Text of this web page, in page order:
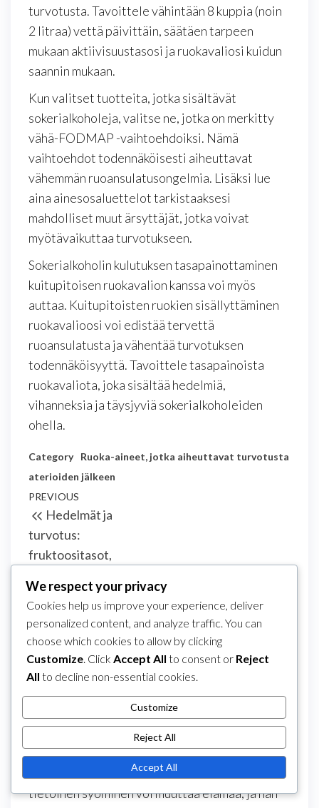
turvotusta. Tavoittele vähintään 8 kuppia (noin
2 litraa) vettä päivittäin, säätäen tarpeen
mukaan aktiivisuustasosi ja ruokavaliosi kuidun
saannin mukaan.
Kun valitset tuotteita, jotka sisältävät
sokerialkoholeja, valitse ne, jotka on merkitty
vähä-FODMAP -vaihtoehdoiksi. Nämä
vaihtoehdot todennäköisesti aiheuttavat
vähemmän ruoansulatusongelmia. Lisäksi lue
aina ainesosaluettelot tarkistaaksesi
mahdolliset muut ärsyttäjät, jotka voivat
myötävaikuttaa turvotukseen.
Sokerialkoholin kulutuksen tasapainottaminen
kuitupitoisen ruokavalion kanssa voi myös
auttaa. Kuitupitoisten ruokien sisällyttäminen
ruokavalioosi voi edistää tervettä
ruoansulatusta ja vähentää turvotuksen
todennäköisyyttä. Tavoittele tasapainoista
ruokavaliota, joka sisältää hedelmiä,
vihanneksia ja täysjyviä sokerialkoholeiden
ohella.
Category
Ruoka-aineet, jotka aiheuttavat turvotusta
aterioiden jälkeen
Post
navigation
Previous
Post
PREVIOUS
Hedelmät ja
turvotus:
fruktoositasot,
About The Author
Clara Mitchell on ravitsemuksen innokas
harrastaja ja hyvinvointivalmentaja, joka on
omistautunut auttamaan ihmisiä ymmärtämään
kehojaan paremmin. Hän keskittyy laukaisimien
kartoittamiseen ja ateriarutiineihin, ja tarjoaa
käytännön neuvoja ruokailun jälkeisen
turvotuksen hallintaan. Clara uskoo, että
tietoinen syöminen voi muuttaa elämää, ja hän
We respect your privacy
Cookies help us improve your experience, deliver
personalized content, and analyze traffic. You can
choose which cookies to allow by clicking
Customize. Click Accept All to consent or Reject
All to decline non-essential cookies.
Customize
Reject All
Accept All